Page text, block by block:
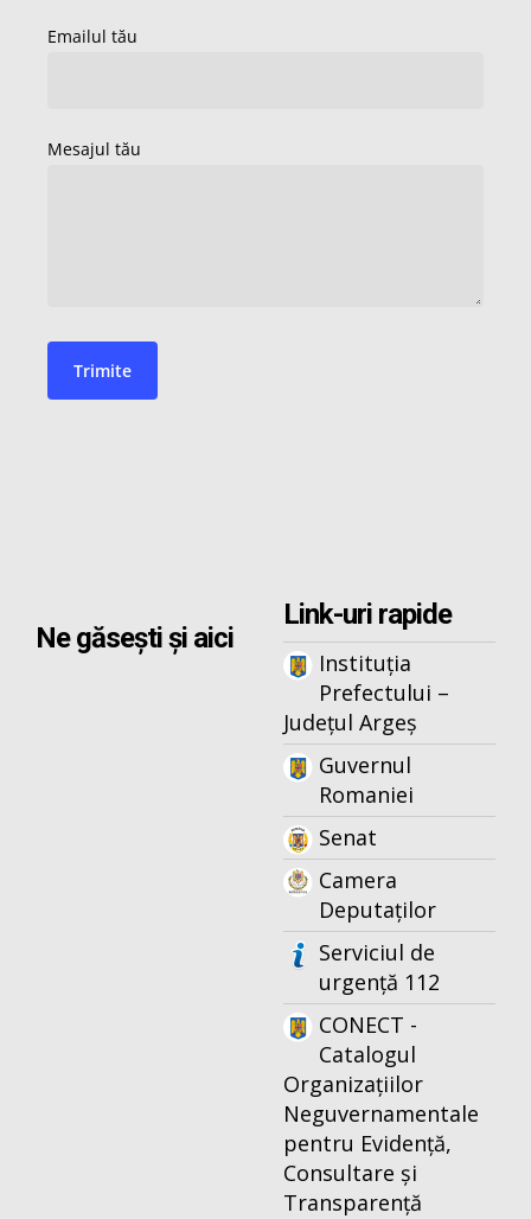
Ne găsești și aici
Link-uri rapide
Instituția
Prefectului –
Județul Argeș
Guvernul
Romaniei
Senat
Camera
Deputaților
Serviciul de
urgență 112
CONECT -
Catalogul
Organizațiilor
Neguvernamentale
pentru Evidență,
Consultare și
Transparență